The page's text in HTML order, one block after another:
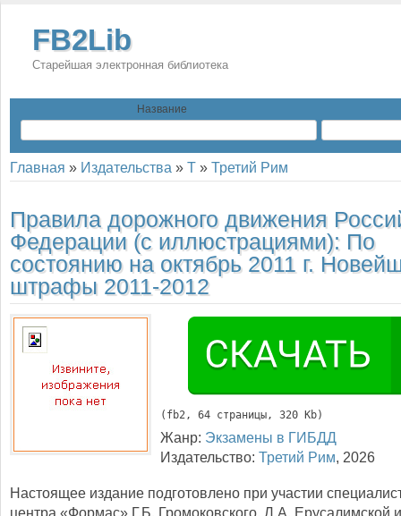
FB2Lib
Старейшая электронная библиотека
Название
Главная » Издательства » Т » Третий Рим
Правила дорожного движения
Федерации (с иллюстрациями): По
состоянию на октябрь 2011 г.
штрафы 2011-2012
( fb2, 64 страницы, 320 Kb)
Жанр: Экзамены в ГИБДД
Издательство: Третий Рим, 2026
Настоящее издание подготовлено при участии
центра «Формас» Г.Б. Громоковского, Л.А. Ерусалимской